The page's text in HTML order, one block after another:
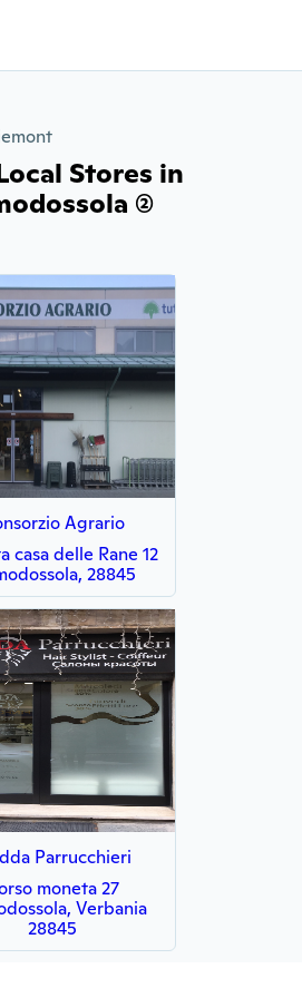
Stores in
(2)
Agrario
casa delle Rane 12
28845
Parrucchieri
moneta 27
Verbania
28845